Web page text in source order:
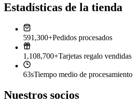
Estadísticas de la tienda
591,300+Pedidos procesados
1,108,700+Tarjetas regalo vendidas
63sTiempo medio de procesamiento
Nuestros socios